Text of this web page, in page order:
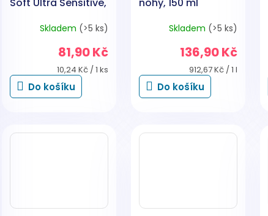
Skladem (>5 ks)
81,90 Kč
Měrná
cena:
10,24 Kč / 1 ks
Do košíku
Skladem (>5 ks)
136,90 Kč
Měrná
cena:
912,67 Kč / 1 l
Do košíku